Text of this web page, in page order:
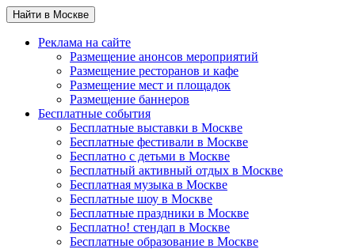
Найти в Москве
Реклама на сайте
Размещение анонсов мероприятий
Размещение ресторанов и кафе
Размещение мест и площадок
Размещение баннеров
Бесплатные события
Бесплатные выставки в Москве
Бесплатные фестивали в Москве
Бесплатно с детьми в Москве
Бесплатный активный отдых в Москве
Бесплатная музыка в Москве
Бесплатные шоу в Москве
Бесплатные праздники в Москве
Бесплатно! стендап в Москве
Бесплатные образование в Москве